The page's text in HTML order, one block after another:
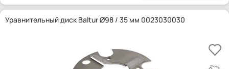
Уравнительный диск Baltur Ø98 / 35 мм 0023030030